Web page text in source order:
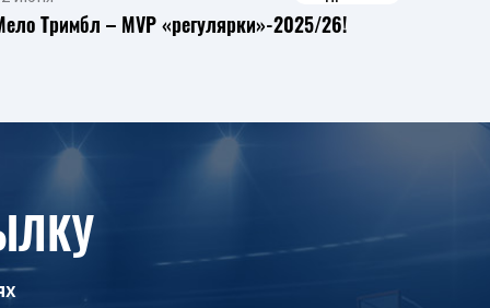
Тримбл – MVP «регулярки»-2025/26!